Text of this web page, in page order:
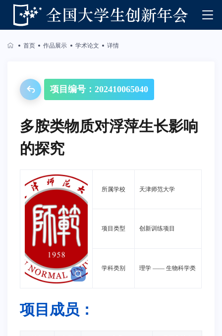
首页 作品展示 学术论文 详情
项目编号：202410065040
多胺类物质对浮萍生长影响
的探究
所属学校 天津师范大学
项目类型 创新训练项目
学科类别 理学 ——生物科学类
项目成员：